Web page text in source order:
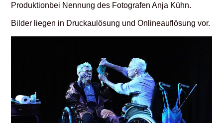
Produktionbei Nennung des Fotografen Anja Kühn.
Bilder liegen in Druckaulösung und Onlineauflösung vor.